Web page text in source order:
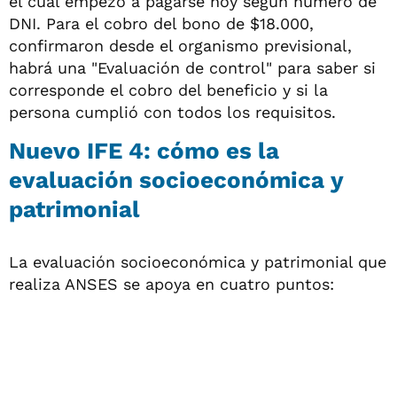
DNI. Para el cobro del bono de $18.000,
confirmaron desde el organismo previsional,
habrá una "Evaluación de control" para saber si
corresponde el cobro del beneficio y si la
persona cumplió con todos los requisitos.
Nuevo IFE 4: cómo es la
evaluación socioeconómica y
patrimonial
La evaluación socioeconómica y patrimonial que
realiza ANSES se apoya en cuatro puntos: